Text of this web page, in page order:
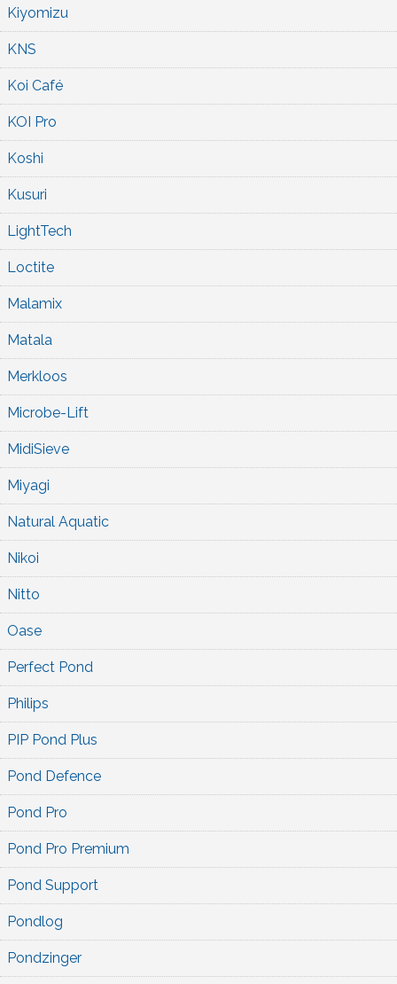
Kiyomizu
KNS
Koi Café
KOI Pro
Koshi
Kusuri
LightTech
Loctite
Malamix
Matala
Merkloos
Microbe-Lift
MidiSieve
Miyagi
Natural Aquatic
Nikoi
Nitto
Oase
Perfect Pond
Philips
PIP Pond Plus
Pond Defence
Pond Pro
Pond Pro Premium
Pond Support
Pondlog
Pondzinger